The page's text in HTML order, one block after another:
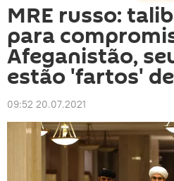
MRE russo:
para
Afeganistão,
estão 'fartos'
09:52 20.07.2021